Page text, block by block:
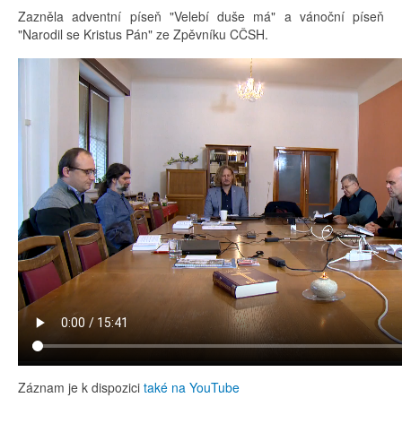
Zazněla adventní píseň "Velebí duše má" a vánoční píseň
"Narodil se Kristus Pán" ze Zpěvníku CČSH.
Záznam je k dispozici také na YouTube